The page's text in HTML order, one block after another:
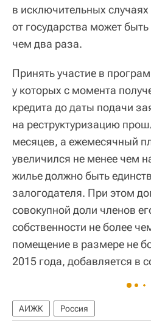
в исключительных
от государства может
чем два раза.
Принять участие в
у которых с момента
кредита до даты подачи
на реструктуризацию
месяцев, а ежемесячный
увеличился не менее чем
жилье должно быть
залогодателя. При этом
совокупной доли членов
собственности не более
помещение в размере не
2015 года, добавляется в
АИЖК Россия